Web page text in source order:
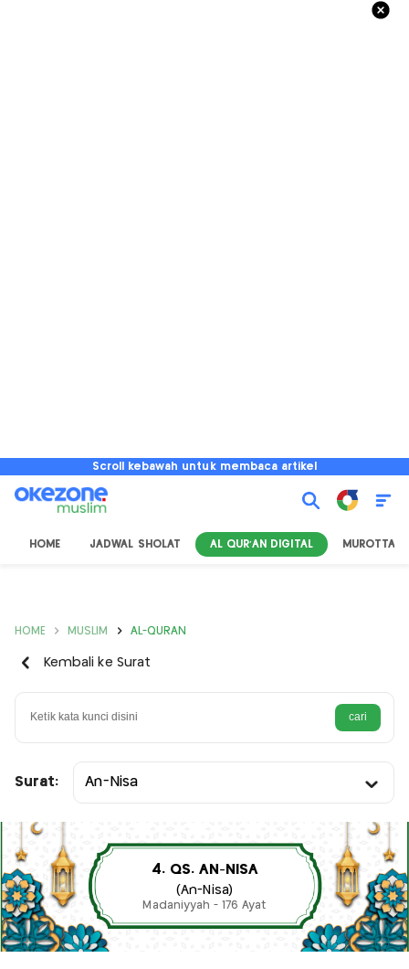
Scroll kebawah untuk membaca artikel
HOME JADWAL SHOLAT AL QUR'AN DIGITAL MUROTTAL
HOME MUSLIM AL-QURAN
Kembali ke Surat
Surat: An-Nisa
4. QS. AN-NISA
(An-Nisa)
Madaniyyah - 176 Ayat